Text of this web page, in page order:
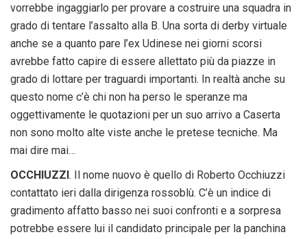
vorrebbe ingaggiarlo per provare a costruire una squadra in
grado di tentare l’assalto alla B. Una sorta di derby virtuale
anche se a quanto pare l’ex Udinese nei giorni scorsi
avrebbe fatto capire di essere allettato più da piazze in
grado di lottare per traguardi importanti. In realtà anche su
questo nome c’è chi non ha perso le speranze ma
oggettivamente le quotazioni per un suo arrivo a Caserta
non sono molto alte viste anche le pretese tecniche. Ma
mai dire mai…
OCCHIUZZI . Il nome nuovo è quello di Roberto Occhiuzzi
contattato ieri dalla dirigenza rossoblù. C’è un indice di
gradimento affatto basso nei suoi confronti e a sorpresa
potrebbe essere lui il candidato principale per la panchina